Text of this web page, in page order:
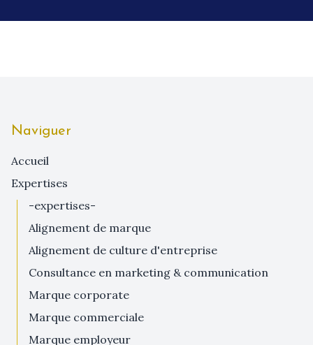
Naviguer
Accueil
expertises
-expertises-
alignement de marque
alignement de culture d'entreprise
consultance en marketing & communication
marque corporate
marque commerciale
marque employeur